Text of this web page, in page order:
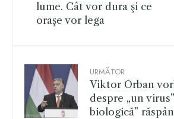
lume. Cât vor dura şi ce
oraşe vor lega
URMĂTOR
Viktor Orban
despre „un
biologică”